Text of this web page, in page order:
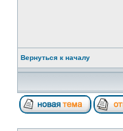
Вернуться к началу